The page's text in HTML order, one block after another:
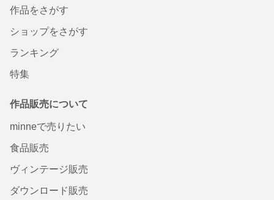
作品をさがす
ショップをさがす
ランキング
特集
作品販売について
minneで売りたい
食品販売
ヴィンテージ販売
ダウンロード販売